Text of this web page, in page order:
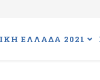
ΕΛΛΑΔΑ 2021